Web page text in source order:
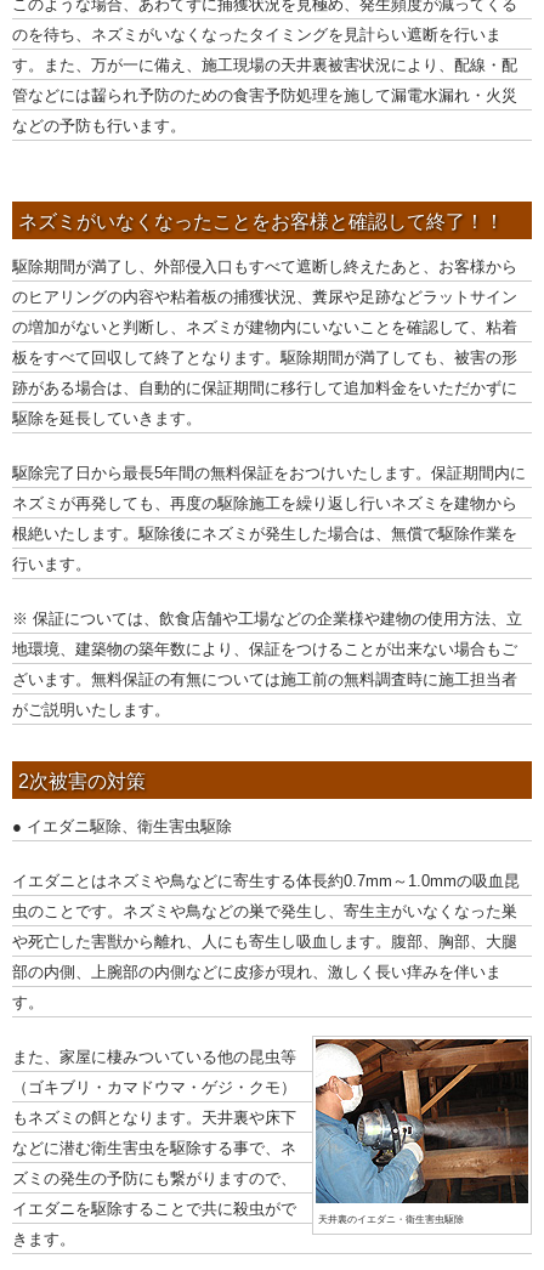
このような場合、あわてずに捕獲状況を見極め、発生頻度が減ってくる
のを待ち、ネズミがいなくなったタイミングを見計らい遮断を行いま
す。また、万が一に備え、施工現場の天井裏被害状況により、配線・配
管などには齧られ予防のための食害予防処理を施して漏電水漏れ・火災
などの予防も行います。
ネズミがいなくなったことをお客様と確認して終了！！
駆除期間が満了し、外部侵入口もすべて遮断し終えたあと、お客様から
のヒアリングの内容や粘着板の捕獲状況、糞尿や足跡などラットサイン
の増加がないと判断し、ネズミが建物内にいないことを確認して、粘着
板をすべて回収して終了となります。駆除期間が満了しても、被害の形
跡がある場合は、自動的に保証期間に移行して追加料金をいただかずに
駆除を延長していきます。
駆除完了日から最長5年間の無料保証をおつけいたします。保証期間内に
ネズミが再発しても、再度の駆除施工を繰り返し行いネズミを建物から
根絶いたします。駆除後にネズミが発生した場合は、無償で駆除作業を
行います。
※ 保証については、飲食店舗や工場などの企業様や建物の使用方法、立
地環境、建築物の築年数により、保証をつけることが出来ない場合もご
ざいます。無料保証の有無については施工前の無料調査時に施工担当者
がご説明いたします。
2次被害の対策
● イエダニ駆除、衛生害虫駆除
イエダニとはネズミや鳥などに寄生する体長約0.7mm～1.0mmの吸血昆
虫のことです。ネズミや鳥などの巣で発生し、寄生主がいなくなった巣
や死亡した害獣から離れ、人にも寄生し吸血します。腹部、胸部、大腿
部の内側、上腕部の内側などに皮疹が現れ、激しく長い痒みを伴いま
す。
天井裏のイエダニ・衛生害虫駆除
また、家屋に棲みついている他の昆虫等
（ゴキブリ・カマドウマ・ゲジ・クモ）
もネズミの餌となります。天井裏や床下
などに潜む衛生害虫を駆除する事で、ネ
ズミの発生の予防にも繋がりますので、
イエダニを駆除することで共に殺虫がで
きます。